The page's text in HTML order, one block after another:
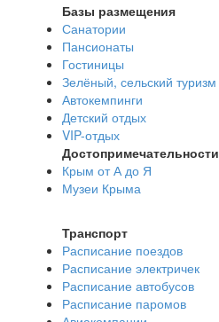
Базы размещения
Санатории
Пансионаты
Гостиницы
Зелёный, сельский туризм
Автокемпинги
Детский отдых
VIP-отдых
Достопримечательности
Крым от А до Я
Музеи Крыма
Транспорт
Расписание поездов
Расписание электричек
Расписание автобусов
Расписание паромов